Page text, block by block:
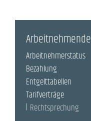
Arbeitnehmende
Arbeitnehmerstatus
Bezahlung
Entgelttabellen
Tarifverträge
Rechtsprechung